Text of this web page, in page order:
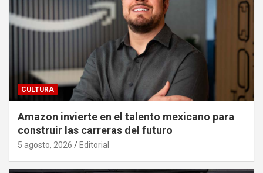
CULTURA
Amazon invierte en el talento mexicano para
construir las carreras del futuro
5 agosto, 2026 Editorial